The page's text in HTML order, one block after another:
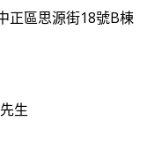
正區思源街18號B棟
生